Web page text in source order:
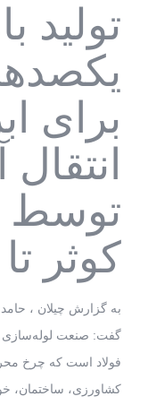
تولید
برای
توسط
کوثر
به گزارش چیلان ،
گفت: صنعت لوله‌سازی
فولاد است که چرخ
کشاورزی، ساختمان،